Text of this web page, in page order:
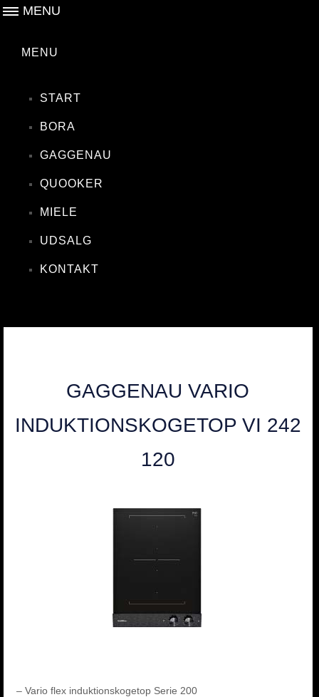
MENU
MENU
START
BORA
GAGGENAU
QUOOKER
MIELE
UDSALG
KONTAKT
GAGGENAU VARIO
INDUKTIONSKOGETOP VI 242
120
– Vario flex induktionskogetop Serie 200